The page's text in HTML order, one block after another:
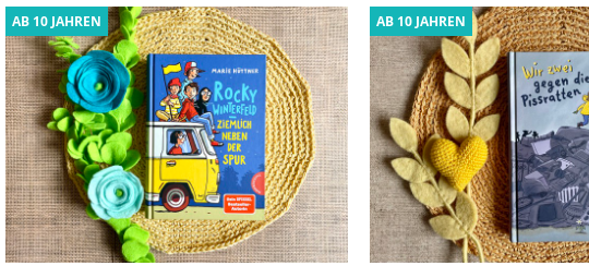
AB 10 JAHREN AB 10 JAHREN